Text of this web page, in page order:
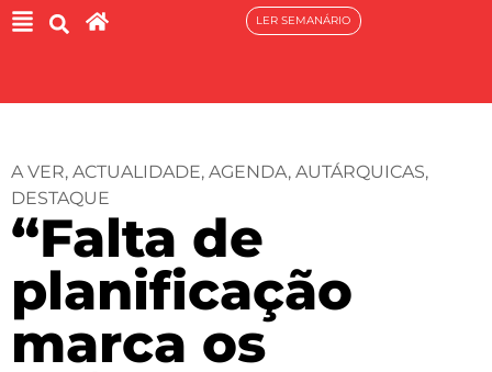
LER SEMANÁRIO
A VER, ACTUALIDADE, AGENDA, AUTÁRQUICAS,
DESTAQUE
“Falta de
planificação
marca os